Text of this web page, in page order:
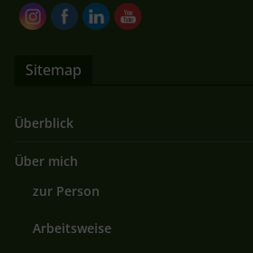
Sitemap
Überblick
Über mich
zur Person
Arbeitsweise